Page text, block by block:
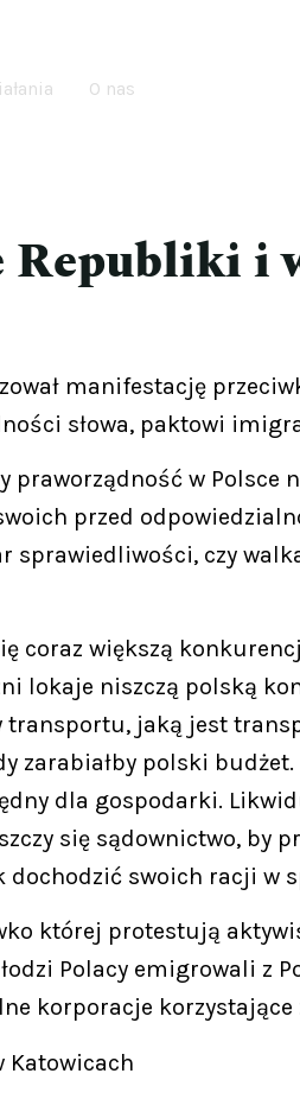
O nas
Republiki i
manifestację
słowa, paktowi
praworządność w
przed
sprawiedliwości, czy
coraz większą
lokaje niszczą polską
jaką jest
polski
dla gospodarki.
się sądownictwo,
dochodzić swoich racji w
której protestują
Polacy emigrowali z
korporacje korzystające
Katowicach